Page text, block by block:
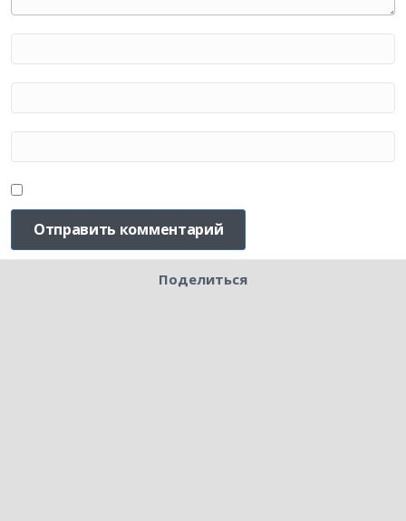
Поделиться